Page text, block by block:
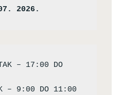
2026.
– 17:00 DO
– 9:00 DO 11:00